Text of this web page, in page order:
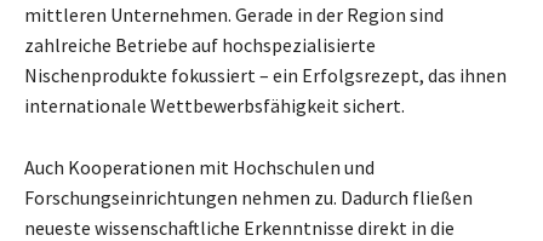
mittleren Unternehmen. Gerade in der Region sind
zahlreiche Betriebe auf hochspezialisierte
Nischenprodukte fokussiert – ein Erfolgsrezept, das ihnen
internationale Wettbewerbsfähigkeit sichert.
Auch Kooperationen mit Hochschulen und
Forschungseinrichtungen nehmen zu. Dadurch fließen
neueste wissenschaftliche Erkenntnisse direkt in die